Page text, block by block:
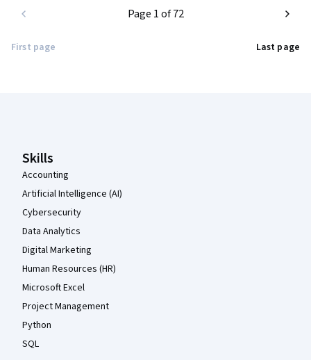
First page
Page 1 of 72
Last page
Skills
Accounting
Artificial Intelligence (AI)
Cybersecurity
Data Analytics
Digital Marketing
Human Resources (HR)
Microsoft Excel
Project Management
Python
SQL